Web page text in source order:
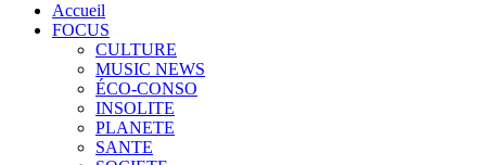
Accueil
FOCUS
CULTURE
MUSIC NEWS
ÉCO-CONSO
INSOLITE
PLANETE
SANTE